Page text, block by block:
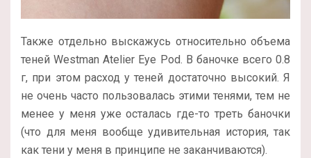
Также отдельно выскажусь относительно объема
теней Westman Atelier Eye Pod. В баночке всего 0.8
г, при этом расход у теней достаточно высокий. Я
не очень часто пользовалась этими тенями, тем не
менее у меня уже осталась где-то треть баночки
(что для меня вообще удивительная история, так
как тени у меня в принципе не заканчиваются).